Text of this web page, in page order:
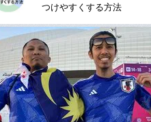
つけやすくする方法